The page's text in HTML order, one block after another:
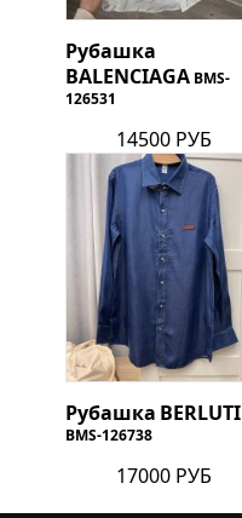
Рубашка
BALENCIAGA BMS-
126531
14500 РУБ
Рубашка BERLUTI
BMS-126738
17000 РУБ